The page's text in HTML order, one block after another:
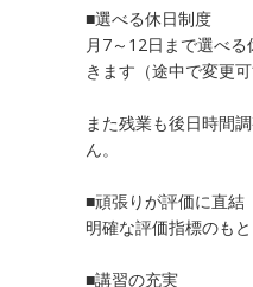
■選べる休日制度
月7～12日まで選べ
きます（途中で変更可
また残業も後日時間
ん。
■頑張りが評価に直結
明確な評価指標のも
■講習の充実